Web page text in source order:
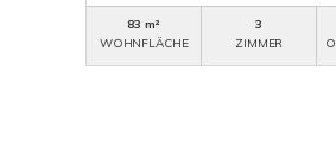
83 m²
WOHNFLÄCHE
3
ZIMMER